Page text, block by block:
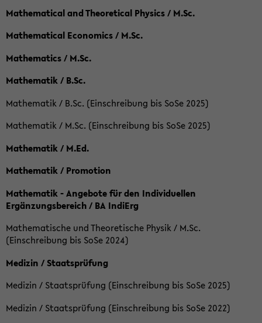
Mathematical and Theoretical Physics / M.Sc.
Mathematical Economics / M.Sc.
Mathematics / M.Sc.
Mathematik / B.Sc.
Mathematik / B.Sc. (Einschreibung bis SoSe 2025)
Mathematik / M.Sc. (Einschreibung bis SoSe 2025)
Mathematik / M.Ed.
Mathematik / Promotion
Mathematik - Angebote für den Individuellen
Ergänzungsbereich / BA IndiErg
Mathematische und Theoretische Physik / M.Sc.
(Einschreibung bis SoSe 2024)
Medizin / Staatsprüfung
Medizin / Staatsprüfung (Einschreibung bis SoSe 2025)
Medizin / Staatsprüfung (Einschreibung bis SoSe 2022)